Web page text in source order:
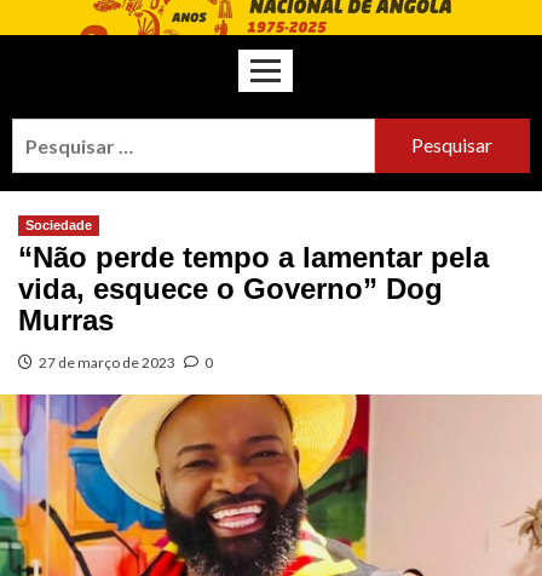
Sociedade
“Não perde tempo a lamentar pela
vida, esquece o Governo” Dog
Murras
27 de março de 2023 0